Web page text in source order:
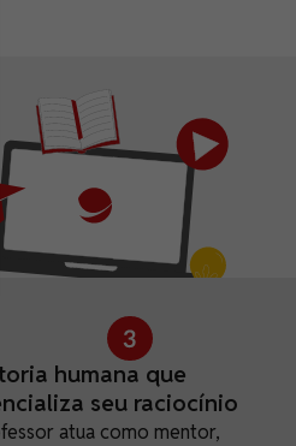
humana que
seu raciocínio
atua como mentor,